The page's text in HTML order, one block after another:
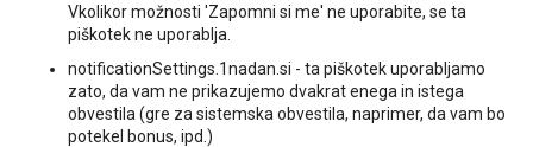
Vkolikor možnosti 'Zapomni si me' ne uporabite, se ta
piškotek ne uporablja.
notificationSettings.1nadan.si - ta piškotek uporabljamo
zato, da vam ne prikazujemo dvakrat enega in istega
obvestila (gre za sistemska obvestila, naprimer, da vam bo
potekel bonus, ipd.)